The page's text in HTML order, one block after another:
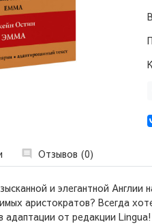
Отзывов (0)
и элегантной
аристократов? Всегда
от редакции Lingua!